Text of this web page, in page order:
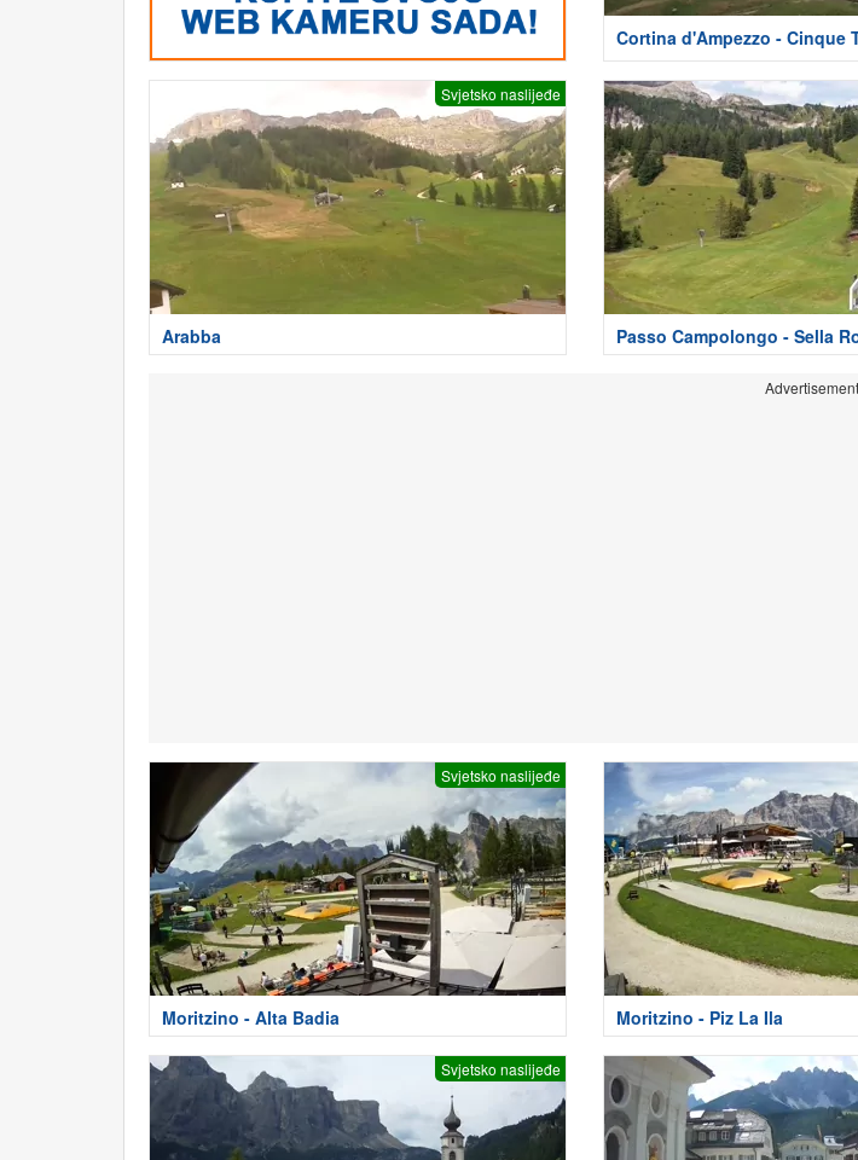
Cortina d'Ampezzo - Cinque
Svjetsko naslijeđe
Arabba Passo Campolongo - Sella
Advertisement
Svjetsko naslijeđe
Moritzino - Alta Badia Moritzino - Piz La Ila
Svjetsko naslijeđe